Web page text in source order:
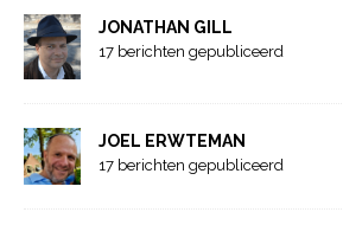
JONATHAN GILL
17 berichten gepubliceerd
JOEL ERWTEMAN
17 berichten gepubliceerd